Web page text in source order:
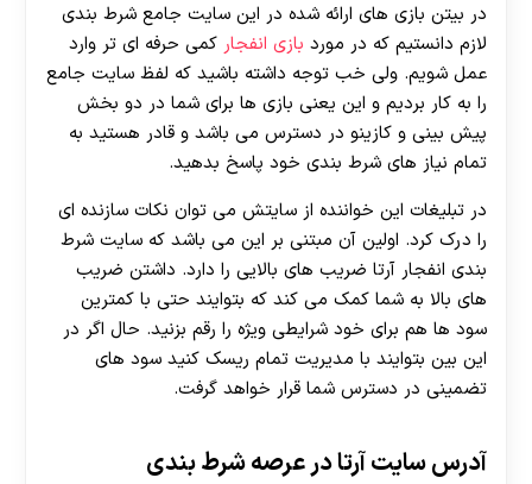
در بیتن بازی های ارائه شده در این سایت جامع شرط بندی
لازم دانستیم که در مورد بازی انفجار کمی حرفه ای تر وارد
عمل شویم. ولی خب توجه داشته باشید که لفظ سایت جامع
را به کار بردیم و این یعنی بازی ها برای شما در دو بخش
پیش بینی و کازینو در دسترس می باشد و قادر هستید به
تمام نیاز های شرط بندی خود پاسخ بدهید.
در تبلیغات این خواننده از سایتش می توان نکات سازنده ای
را درک کرد. اولین آن مبتنی بر این می باشد که سایت شرط
بندی انفجار آرتا ضریب های بالایی را دارد. داشتن ضریب
های بالا به شما کمک می کند که بتوایند حتی با کمترین
سود ها هم برای خود شرایطی ویژه را رقم بزنید. حال اگر در
این بین بتوایند با مدیریت تمام ریسک کنید سود های
تضمینی در دسترس شما قرار خواهد گرفت.
آدرس سایت آرتا در عرصه شرط بندی